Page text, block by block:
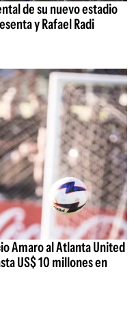
de su nuevo estadio
y Rafael Radi
Amaro al Atlanta United
US$ 10 millones en